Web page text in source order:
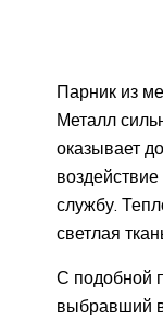
Парник из
Металл
оказывает
службу.
светлая
С подобной
выбравший